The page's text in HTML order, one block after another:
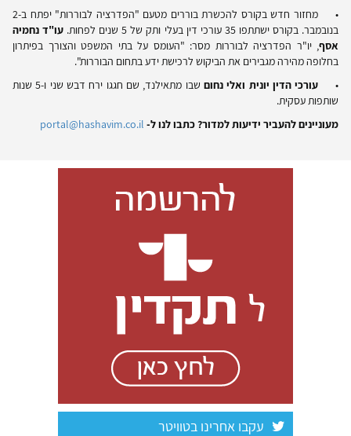
• מחזור חדש בקורס להכשרת בוררים מטעם "הפדרציה לבוררות" יפתח ב-2
בנובמבר. בקורס ישתתפו 35 עורכי דין בעלי ותק של 5 שנים לפחות.
עו"ד נחמיה
אסף , יו"ר הפדרציה לבוררות מסר: "העומס על בתי המשפט והצורך בפיתרון
בחלופה מהירה מגבירים את הביקוש לרכישת ידע בתחום הבוררות".
• עורכי הדין יונית ואלי נחום
שבו מתאילנד, שם חגגו ירח דבש שני ו-5 שנות
שותפות עסקית.
מעוניינים להעביר ידיעות למדור? כתבו לנו ל- portal@hashavim.co.il
עקבו אחרינו בטוויטר